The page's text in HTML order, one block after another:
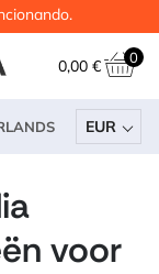
0,00 € 0
EUR
voor